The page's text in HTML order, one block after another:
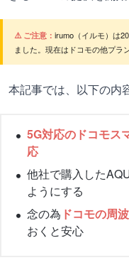
⚠️ ご注意： irumo（イルモ）は
ました。現在はドコモの他プラ
本記事では、以下の内
5G対応のドコモス
応
他社で購入した
ようにする
念の為 ドコモの周
おくと安心